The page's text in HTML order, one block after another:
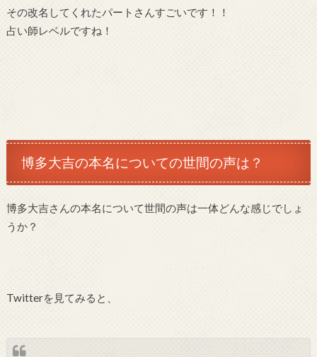
その改名してくれたパートさんすごいです！！
占い師レベルですね！
博多大吉の本名についての世間の声は？
博多大吉さんの本名について世間の声は一体どんな感じでしょ
うか？
Twitterを見てみると、